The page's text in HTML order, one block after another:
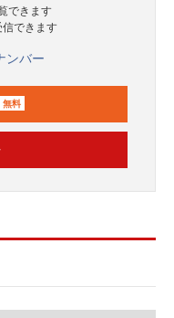
できます
信できます
ンバー
無料